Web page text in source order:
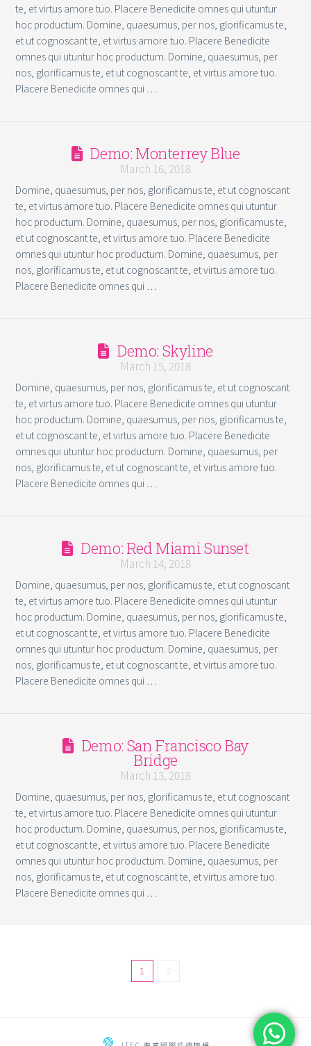
te, et virtus amore tuo. Placere Benedicite omnes qui utuntur
hoc productum. Domine, quaesumus, per nos, glorificamus te,
et ut cognoscant te, et virtus amore tuo. Placere Benedicite
omnes qui utuntur hoc productum. Domine, quaesumus, per
nos, glorificamus te, et ut cognoscant te, et virtus amore tuo.
Placere Benedicite omnes qui …
Demo: Monterrey Blue
March 16, 2018
Domine, quaesumus, per nos, glorificamus te, et ut cognoscant
te, et virtus amore tuo. Placere Benedicite omnes qui utuntur
hoc productum. Domine, quaesumus, per nos, glorificamus te,
et ut cognoscant te, et virtus amore tuo. Placere Benedicite
omnes qui utuntur hoc productum. Domine, quaesumus, per
nos, glorificamus te, et ut cognoscant te, et virtus amore tuo.
Placere Benedicite omnes qui …
Demo: Skyline
March 15, 2018
Domine, quaesumus, per nos, glorificamus te, et ut cognoscant
te, et virtus amore tuo. Placere Benedicite omnes qui utuntur
hoc productum. Domine, quaesumus, per nos, glorificamus te,
et ut cognoscant te, et virtus amore tuo. Placere Benedicite
omnes qui utuntur hoc productum. Domine, quaesumus, per
nos, glorificamus te, et ut cognoscant te, et virtus amore tuo.
Placere Benedicite omnes qui …
Demo: Red Miami Sunset
March 14, 2018
Domine, quaesumus, per nos, glorificamus te, et ut cognoscant
te, et virtus amore tuo. Placere Benedicite omnes qui utuntur
hoc productum. Domine, quaesumus, per nos, glorificamus te,
et ut cognoscant te, et virtus amore tuo. Placere Benedicite
omnes qui utuntur hoc productum. Domine, quaesumus, per
nos, glorificamus te, et ut cognoscant te, et virtus amore tuo.
Placere Benedicite omnes qui …
Demo: San Francisco Bay
Bridge
March 13, 2018
Domine, quaesumus, per nos, glorificamus te, et ut cognoscant
te, et virtus amore tuo. Placere Benedicite omnes qui utuntur
hoc productum. Domine, quaesumus, per nos, glorificamus te,
et ut cognoscant te, et virtus amore tuo. Placere Benedicite
omnes qui utuntur hoc productum. Domine, quaesumus, per
nos, glorificamus te, et ut cognoscant te, et virtus amore tuo.
Placere Benedicite omnes qui …
1 2